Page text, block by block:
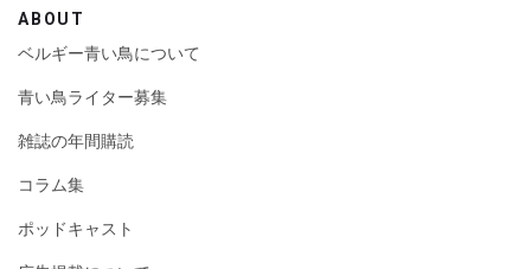
ABOUT
ベルギー青い鳥について
青い鳥ライター募集
雑誌の年間購読
コラム集
ポッドキャスト